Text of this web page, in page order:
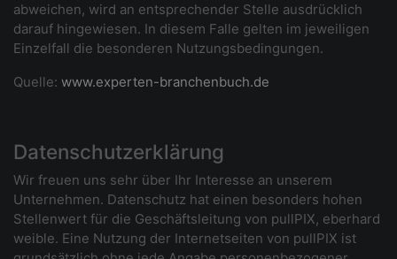
abweichen, wird an entsprechender Stelle ausdrücklich
darauf hingewiesen. In diesem Falle gelten im jeweiligen
Einzelfall die besonderen Nutzungsbedingungen.
Quelle: www.experten-branchenbuch.de
Datenschutzerklärung
Wir freuen uns sehr über Ihr Interesse an unserem
Unternehmen. Datenschutz hat einen besonders hohen
Stellenwert für die Geschäftsleitung von pullPIX, eberhard
weible. Eine Nutzung der Internetseiten von pullPIX ist